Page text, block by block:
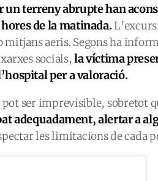
un terreny abrupte han
de la matinada.
mitjans aeris. Segons ha
socials, la víctima
per a valoració.
ser imprevisible, sobretot
adequadament, alertar a
les limitacions de cada